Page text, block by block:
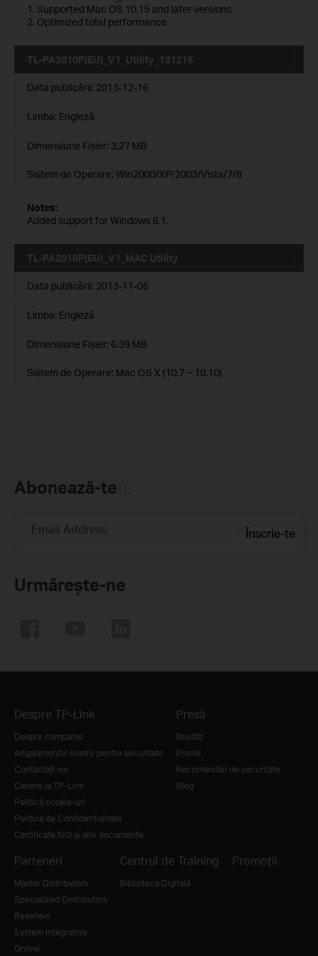
1. Supported Mac OS 10.15 and later versions
2. Optimized total performance
TL-PA2010P(EU)_V1_Utility_131216
Data publicării: 2013-12-16
Limba: Engleză
Dimensiune Fişier: 3.27 MB
Sistem de Operare: Win2000/XP/2003/Vista/7/8
Notes:
Added support for Windows 8.1.
TL-PA2010P(EU)_V1_MAC Utility
Data publicării: 2013-11-06
Limba: Engleză
Dimensiune Fişier: 6.39 MB
Sistem de Operare: Mac OS X (10.7 ~ 10.10)
Abonează-te
Email Address Înscrie-te
Urmărește-ne
Despre TP-Link
Despre companie
Angajamentul nostru pentru securitate
Contactați-ne
Cariere la TP-Link
Politică cookie-uri
Politica de Confidențialitate
Certificate ISO și alte documente
Presă
Noutăţi
Premii
Recomandări de securitate
Blog
Parteneri
Master Distributors
Specialized Distributors
Resellers
System Integrators
Online
Centrul de Training
Biblioteca Digitală
Promoții